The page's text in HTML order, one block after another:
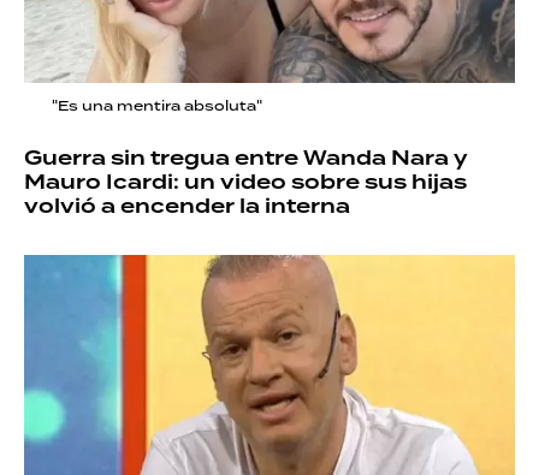
"Es una mentira absoluta"
Guerra sin tregua entre Wanda Nara y
Mauro Icardi: un video sobre sus hijas
volvió a encender la interna